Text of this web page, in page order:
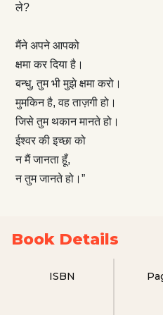
ले?
मैंने अपने आपको
क्षमा कर दिया है।
बन्धु, तुम भी मुझे क्षमा करो।
मुमकिन है, वह ताज़गी हो।
जिसे तुम थकान मानते हो।
ईश्वर की इच्छा को
न मैं जानता हूँ,
न तुम जानते हो।”
Book Details
ISBN